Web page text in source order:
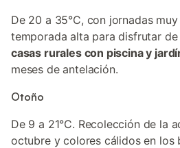
De 20 a 35°C, con jornadas muy
temporada alta para disfrutar de
casas rurales con piscina y
meses de antelación.
Otoño
De 9 a 21°C. Recolección de la
octubre y colores cálidos en los